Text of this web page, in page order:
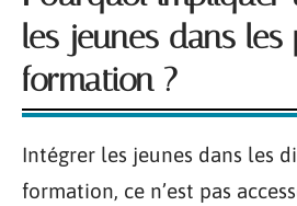
les jeunes dans
formation ?
Intégrer les jeunes dans les
formation, ce n’est pas